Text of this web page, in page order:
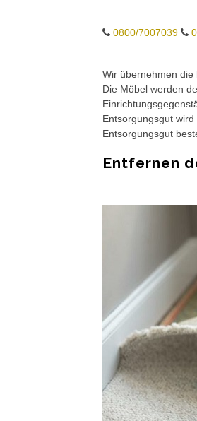
0800/7007039
Wir übernehmen die
Die Möbel werden
Entsorgungsgut
Entsorgungsgut
Entfernen